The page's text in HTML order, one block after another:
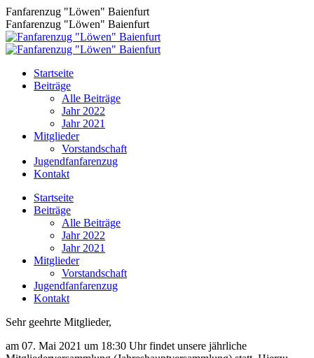
Zum
Inhalt
springen
Fanfarenzug "Löwen" Baienfurt
Fanfarenzug "Löwen" Baienfurt
Startseite
Beiträge
Alle Beiträge
Jahr 2022
Jahr 2021
Mitglieder
Vorstandschaft
Jugendfanfarenzug
Kontakt
Facebook
page
window
Startseite
Beiträge
Alle Beiträge
Jahr 2022
Jahr 2021
Mitglieder
Vorstandschaft
Jugendfanfarenzug
Kontakt
Sehr geehrte Mitglieder,
am 07. Mai 2021 um 18:30 Uhr findet unsere jährliche